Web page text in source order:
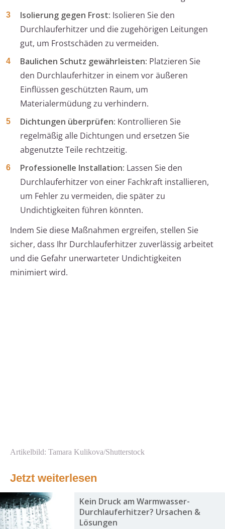
Isolierung gegen Frost: Isolieren Sie den
Durchlauferhitzer und die zugehörigen Leitungen
gut, um Frostschäden zu vermeiden.
Baulichen Schutz gewährleisten: Platzieren Sie
den Durchlauferhitzer in einem vor äußeren
Einflüssen geschützten Raum, um
Materialermüdung zu verhindern.
Dichtungen überprüfen: Kontrollieren Sie
regelmäßig alle Dichtungen und ersetzen Sie
abgenutzte Teile rechtzeitig.
Professionelle Installation: Lassen Sie den
Durchlauferhitzer von einer Fachkraft installieren,
um Fehler zu vermeiden, die später zu
Undichtigkeiten führen könnten.
Indem Sie diese Maßnahmen ergreifen, stellen Sie
sicher, dass Ihr Durchlauferhitzer zuverlässig arbeitet
und die Gefahr unerwarteter Undichtigkeiten
minimiert wird.
Artikelbild: Tamara Kulikova/Shutterstock
Jetzt weiterlesen
Kein Druck am Warmwasser-
Durchlauferhitzer? Ursachen &
Lösungen